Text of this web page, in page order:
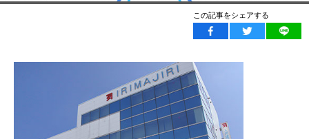
この記事をシェアする